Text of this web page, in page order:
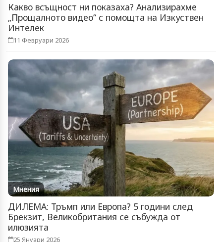
Какво всъщност ни показаха? Анализирахме
„Прощалното видео“ с помощта на Изкуствен
Интелек
11 Февруари 2026
Мнения
ДИЛЕМА: Тръмп или Европа? 5 години след
Брекзит, Великобритания се събужда от
илюзията
25 Януари 2026